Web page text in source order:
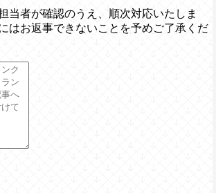
当者が確認のうえ、順次対応いたしま
はお返事できないことを予めご了承くだ